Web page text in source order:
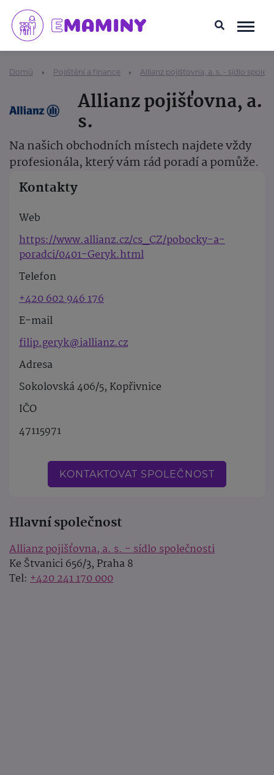
Domů Pojištění a finance Allianz pojišťovna, a. s. - sídlo
Allianz pojišťovna, a.
s.
Na našich obchodních místech najdete vždy
profesionála, který vám rád poradí a pomůže.
Kontakty
Web
https://www.allianz.cz/cs_CZ/pobocky-a-
poradci/0401-Geryk.html
Telefon
+420 602 946 176
E-mail
filip.geryk@iallianz.cz
Adresa
Sokolovská 406/5, Kopřivnice
IČO
47115971
KONTAKTOVAT SPOLEČNOST
Hlavní společnost
Allianz pojišťovna, a. s. - sídlo společnosti
Ke Štvanici 656/3, Praha 8
Tel: +420 241 170 000